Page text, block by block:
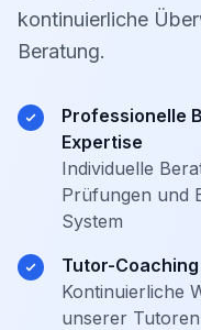
kontinuierliche
Beratung.
Professionelle
Expertise
Individuelle
Prüfungen und
System
Tutor-
Kontinuierliche
unserer